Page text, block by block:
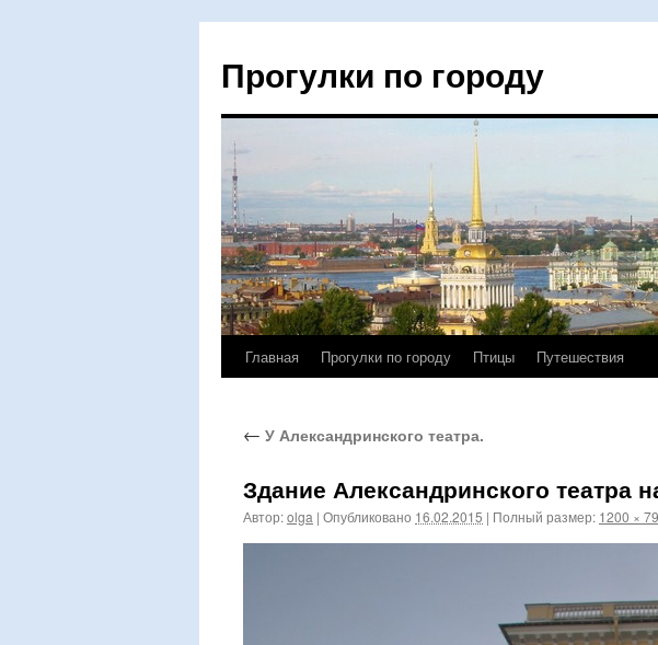
Прогулки по городу
Перейти
содержимому
Главная Прогулки по городу Птицы Путешествия
← У Александринского театра.
Здание Александринского театра
Автор:olga | Опубликовано 16.02.2015 | Полный размер: 1200 ×